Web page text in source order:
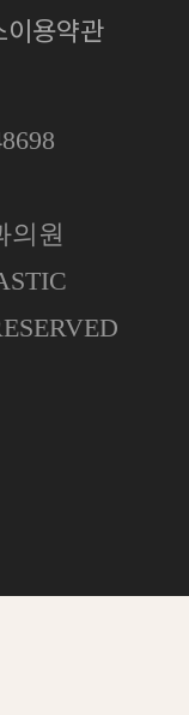
이용약관
의원